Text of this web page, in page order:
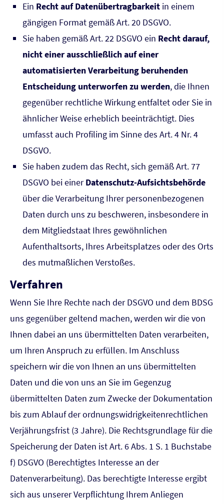
Ein Recht auf Datenübertragbarkeit in einem
gängigen Format gemäß Art. 20 DSGVO.
Sie haben gemäß Art. 22 DSGVO ein Recht darauf,
nicht einer ausschließlich auf einer
automatisierten Verarbeitung beruhenden
Entscheidung unterworfen zu werden, die Ihnen
gegenüber rechtliche Wirkung entfaltet oder Sie in
ähnlicher Weise erheblich beeinträchtigt. Dies
umfasst auch Profiling im Sinne des Art. 4 Nr. 4
DSGVO.
Sie haben zudem das Recht, sich gemäß Art. 77
DSGVO bei einerDatenschutz-Aufsichtsbehörde
über die Verarbeitung Ihrer personenbezogenen
Daten durch uns zu beschweren, insbesondere in
dem Mitgliedstaat Ihres gewöhnlichen
Aufenthaltsorts, Ihres Arbeitsplatzes oder des Orts
des mutmaßlichen Verstoßes.
Verfahren
Wenn Sie Ihre Rechte nach der DSGVO und dem BDSG
uns gegenüber geltend machen, werden wir die von
Ihnen dabei an uns übermittelten Daten verarbeiten,
um Ihren Anspruch zu erfüllen. Im Anschluss
speichern wir die von Ihnen an uns übermittelten
Daten und die von uns an Sie im Gegenzug
übermittelten Daten zum Zwecke der Dokumentation
bis zum Ablauf der ordnungswidrigkeitenrechtlichen
Verjährungsfrist (3 Jahre). Die Rechtsgrundlage für die
Speicherung der Daten ist Art. 6 Abs. 1 S. 1 Buchstabe
f) DSGVO (Berechtigtes Interesse an der
Datenverarbeitung). Das berechtigte Interesse ergibt
sich aus unserer Verpflichtung Ihrem Anliegen